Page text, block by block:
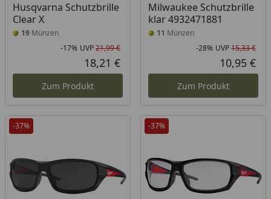
Husqvarna Schutzbrille
Clear X
19 Münzen
Rabatt in Prozent
-17%
Ursprünglicher Preis
UVP21,99 €
Aktueller Preis
18,21 €
Zum Produkt
Milwaukee Schutzbrille
klar 4932471881
11 Münzen
-28% UVP15,33 €
10,95 €
Zum Produkt
-37% -37%